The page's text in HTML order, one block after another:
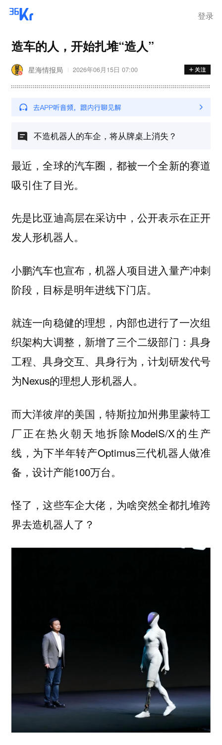
登录
造车的人，开始扎堆“造人”
星海情报局 2026年06月15日 07:00
不造机器人的车企，将从牌桌上消失？
最近，全球的汽车圈，都被一个全新的赛道
吸引住了目光。
先是比亚迪高层在采访中，公开表示在正开
发人形机器人。
小鹏汽车也宣布，机器人项目进入量产冲刺
阶段，目标是明年进线下门店。
就连一向稳健的理想，内部也进行了一次组
织架构大调整，新增了三个二级部门：具身
工程、具身交互、具身行为，计划研发代号
为Nexus的理想人形机器人。
而大洋彼岸的美国，特斯拉加州弗里蒙特工
厂正在热火朝天地拆除ModelS/X的生产
线，为下半年转产Optimus三代机器人做准
备，设计产能100万台。
怪了，这些车企大佬，为啥突然全都扎堆跨
界去造机器人了？